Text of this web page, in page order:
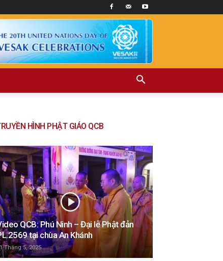
HÌNH PHẬT GIÁO QCB
QCB: Phú Ninh – Đại lễ Phật đản
tại chùa An Khánh
Tháng 5, 2025